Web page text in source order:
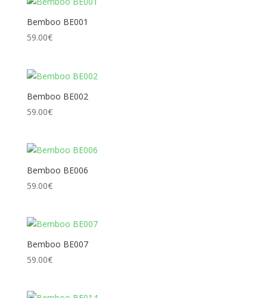
Bemboo BE001
59.00€
Bemboo BE002
59.00€
Bemboo BE006
59.00€
Bemboo BE007
59.00€